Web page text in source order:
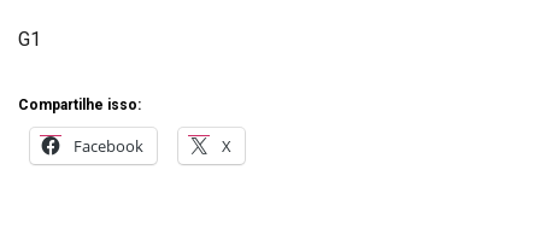
G1
Compartilhe isso:
Facebook X